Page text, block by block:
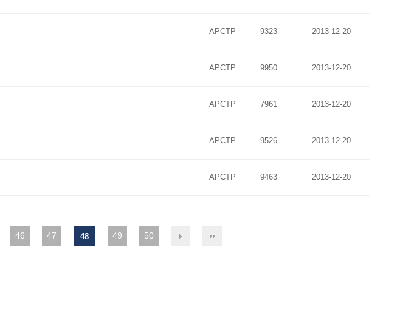
APCTP 9323 2013-12-20
APCTP 9950 2013-12-20
APCTP 7961 2013-12-20
APCTP 9526 2013-12-20
APCTP 9463 2013-12-20
46 47 48 49 50